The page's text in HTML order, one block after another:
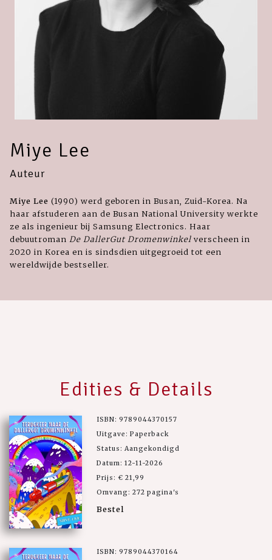
Miye Lee
Auteur
Miye Lee (1990) werd geboren in Busan, Zuid-Korea. Na
haar afstuderen aan de Busan National University werkte
ze als ingenieur bij Samsung Electronics. Haar
debuutroman De DallerGut Dromenwinkel verscheen in
2020 in Korea en is sindsdien uitgegroeid tot een
wereldwijde bestseller.
Edities & Details
ISBN: 9789044370157
Uitgave: Paperback
Status: Aangekondigd
Datum: 12-11-2026
Prijs: € 21,99
Omvang: 272 pagina's
Bestel
ISBN: 9789044370164